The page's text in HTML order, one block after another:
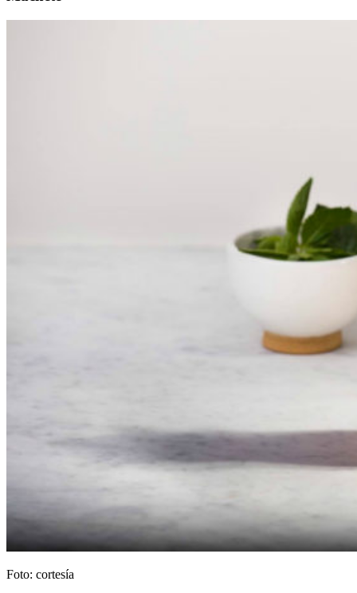
Foto: cortesía